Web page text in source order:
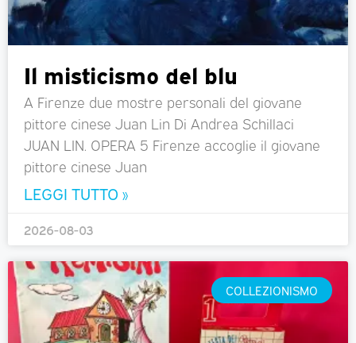
Il misticismo del blu
A Firenze due mostre personali del giovane
pittore cinese Juan Lin Di Andrea Schillaci
JUAN LIN. OPERA 5 Firenze accoglie il giovane
pittore cinese Juan
LEGGI TUTTO »
2026-08-03
COLLEZIONISMO